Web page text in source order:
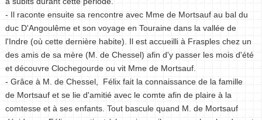
- Il raconte ensuite sa rencontre avec Mme de Mortsauf au bal du
duc D'Angoulême et son voyage en Touraine dans la vallée de
l'Indre (où cette dernière habite). Il est accueilli à Frasples chez un
des amis de sa mère (M. de Chessel) afin d'y passer les mois d'été
et découvre Clochegourde ou vit Mme de Mortsauf.
- Grâce à M. de Chessel, Félix fait la connaissance de la famille
de Mortsauf et se lie d'amitié avec le comte afin de plaire à la
comtesse et à ses enfants. Tout bascule quand M. de Mortsauf